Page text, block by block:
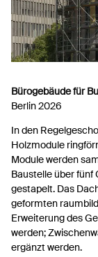
Bürogebäude für
Berlin 2026
In den
Holzmodule
Module werden
Baustelle über fünf
gestapelt. Das
geformten
Erweiterung des
werden;
ergänzt werden.